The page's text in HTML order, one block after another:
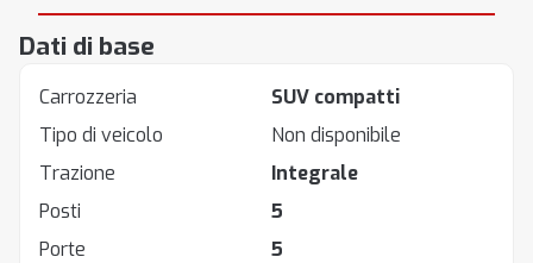
Dati di base
Carrozzeria
SUV compatti
Tipo di veicolo
Non disponibile
Trazione
Integrale
Posti
5
Porte
5